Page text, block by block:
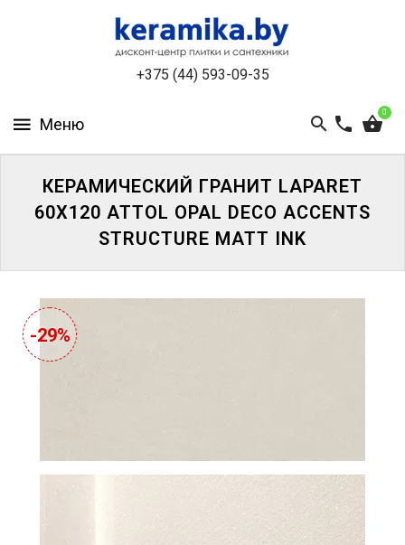
+375 (44) 593-09-35
0
ДИЗАЙН
НОВОСТИ
АКЦИИ
УЦЕНЁННАЯ
КЕРАМИЧЕСКИЙ ГРАНИТ LAPARET
60X120 ATTOL OPAL DECO ACCENTS
STRUCTURE MATT INK
-29%